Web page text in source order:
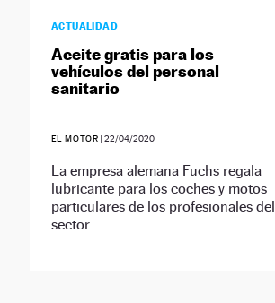
ACTUALIDAD
Aceite gratis para los
vehículos del personal
sanitario
EL MOTOR |22/04/2020
La empresa alemana Fuchs regala
lubricante para los coches y motos
particulares de los profesionales del
sector.